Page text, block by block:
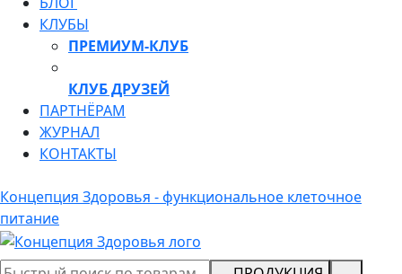
КЛУБЫ
ПРЕМИУМ-КЛУБ
КЛУБ ДРУЗЕЙ
ПАРТНЁРАМ
ЖУРНАЛ
КОНТАКТЫ
Концепция Здоровья - функциональное клеточное
питание